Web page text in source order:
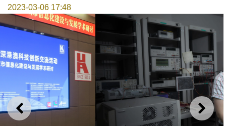
2023-03-06 17:48
上一則 下一